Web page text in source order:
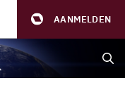
AANMELDEN